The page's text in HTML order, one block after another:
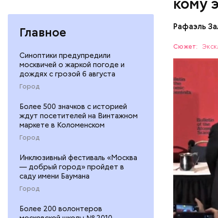
Главное
Синоптики предупредили
москвичей о жаркой погоде и
дождях с грозой 6 августа
Город
Более 500 значков с историей
ждут посетителей на Винтажном
маркете в Коломенском
Город
Инклюзивный фестиваль «Москва
— добрый город» пройдет в
саду имени Баумана
Город
Более 200 волонтеров
Рафаэль
Сюжет:
Часы
— был
не раз
году часы
самое
холодная
часов
Где
есть